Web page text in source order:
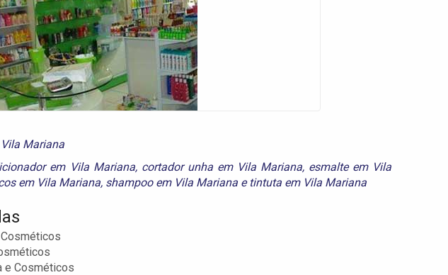
Mariana
em Vila Mariana, cortador unha em Vila Mariana, esmalte em Vila
em Vila Mariana, shampoo em Vila Mariana e tintuta em Vila Mariana
e Cosméticos